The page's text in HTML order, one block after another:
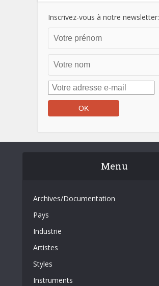
Inscrivez-vous à notre newsletter:
Menu
Archives/Documentation
Pays
Industrie
Artistes
Styles
Instruments